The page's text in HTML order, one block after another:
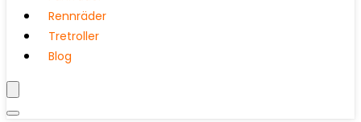
Rennräder
Tretroller
Blog